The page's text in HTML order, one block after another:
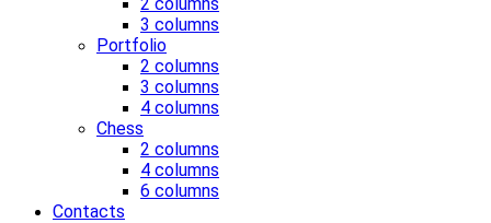
3 columns
Portfolio
2 columns
3 columns
4 columns
Chess
2 columns
4 columns
6 columns
Contacts